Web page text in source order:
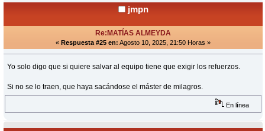
jmpn
Re:MATÍAS ALMEYDA
« Respuesta #25 en: Agosto 10, 2025, 21:50 Horas »
Yo solo digo que si quiere salvar al equipo tiene que exigir los refuerzos.
Si no se lo traen, que haya sacándose el máster de milagros.
En línea